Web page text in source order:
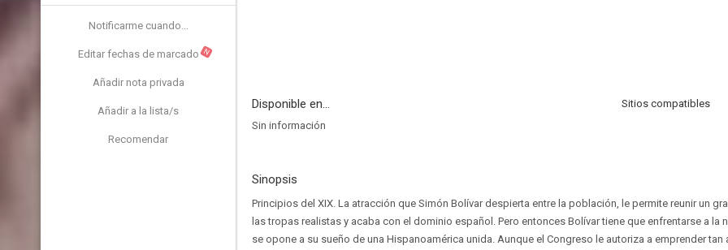
Notificarme cuando...
Editar fechas de marcado N
Añadir nota privada
Añadir a la lista/s
Recomendar
Disponible en...
Sitios compatibles
Sin información
Sinopsis
Principios del XIX. La atracción que Simón Bolívar despierta entre la población, le permite reunir un
las tropas realistas y acaba con el dominio español. Pero entonces Bolívar tiene que enfrentarse a la
se opone a su sueño de una Hispanoamérica unida. Aunque el Congreso le autoriza a emprender tan